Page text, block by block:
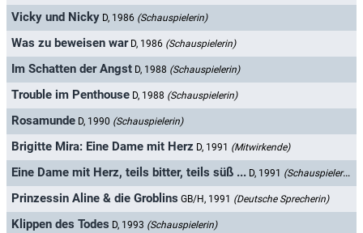
Vicky und Nicky D, 1986 (Schauspielerin)
Was zu beweisen war D, 1986 (Schauspielerin)
Im Schatten der Angst D, 1988 (Schauspielerin)
Trouble im Penthouse D, 1988 (Schauspielerin)
Rosamunde D, 1990 (Schauspielerin)
Brigitte Mira: Eine Dame mit Herz D, 1991 (Mitwirkende)
Eine Dame mit Herz, teils bitter, teils süß ... D, 1991 (Schauspielerin)
Prinzessin Aline & die Groblins GB/H, 1991 (Deutsche Sprecherin)
Klippen des Todes D, 1993 (Schauspielerin)